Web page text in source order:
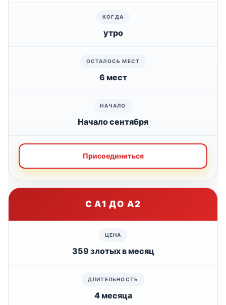
утро
6 мест
Начало сентября
Присоединиться
С A1 ДО A2
359 злотых в месяц
4 месяца